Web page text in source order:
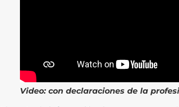
Video: con declaraciones de la